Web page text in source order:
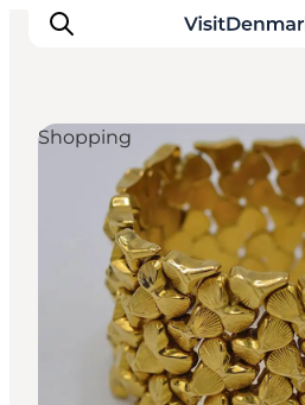
Inspiration
Regionen
Erlebnisse
Unterkünfte
Reiseplanung
Shopping